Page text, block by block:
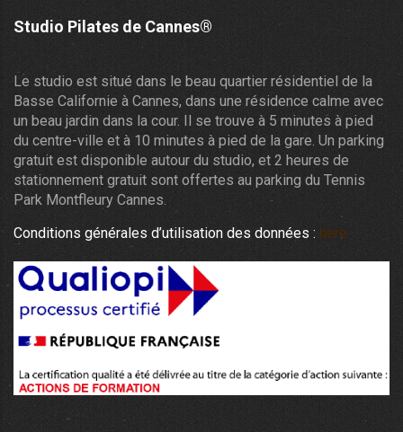
Studio Pilates de Cannes®
Le studio est situé dans le beau quartier résidentiel de la
Basse Californie à Cannes, dans une résidence calme avec
un beau jardin dans la cour. Il se trouve à 5 minutes à pied
du centre-ville et à 10 minutes à pied de la gare. Un parking
gratuit est disponible autour du studio, et 2 heures de
stationnement gratuit sont offertes au parking du Tennis
Park Montfleury Cannes.
Conditions générales d’utilisation des données : here